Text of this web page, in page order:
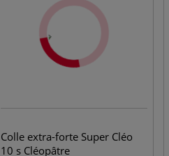
Colle extra-forte Super Cléo
10 s Cléopâtre